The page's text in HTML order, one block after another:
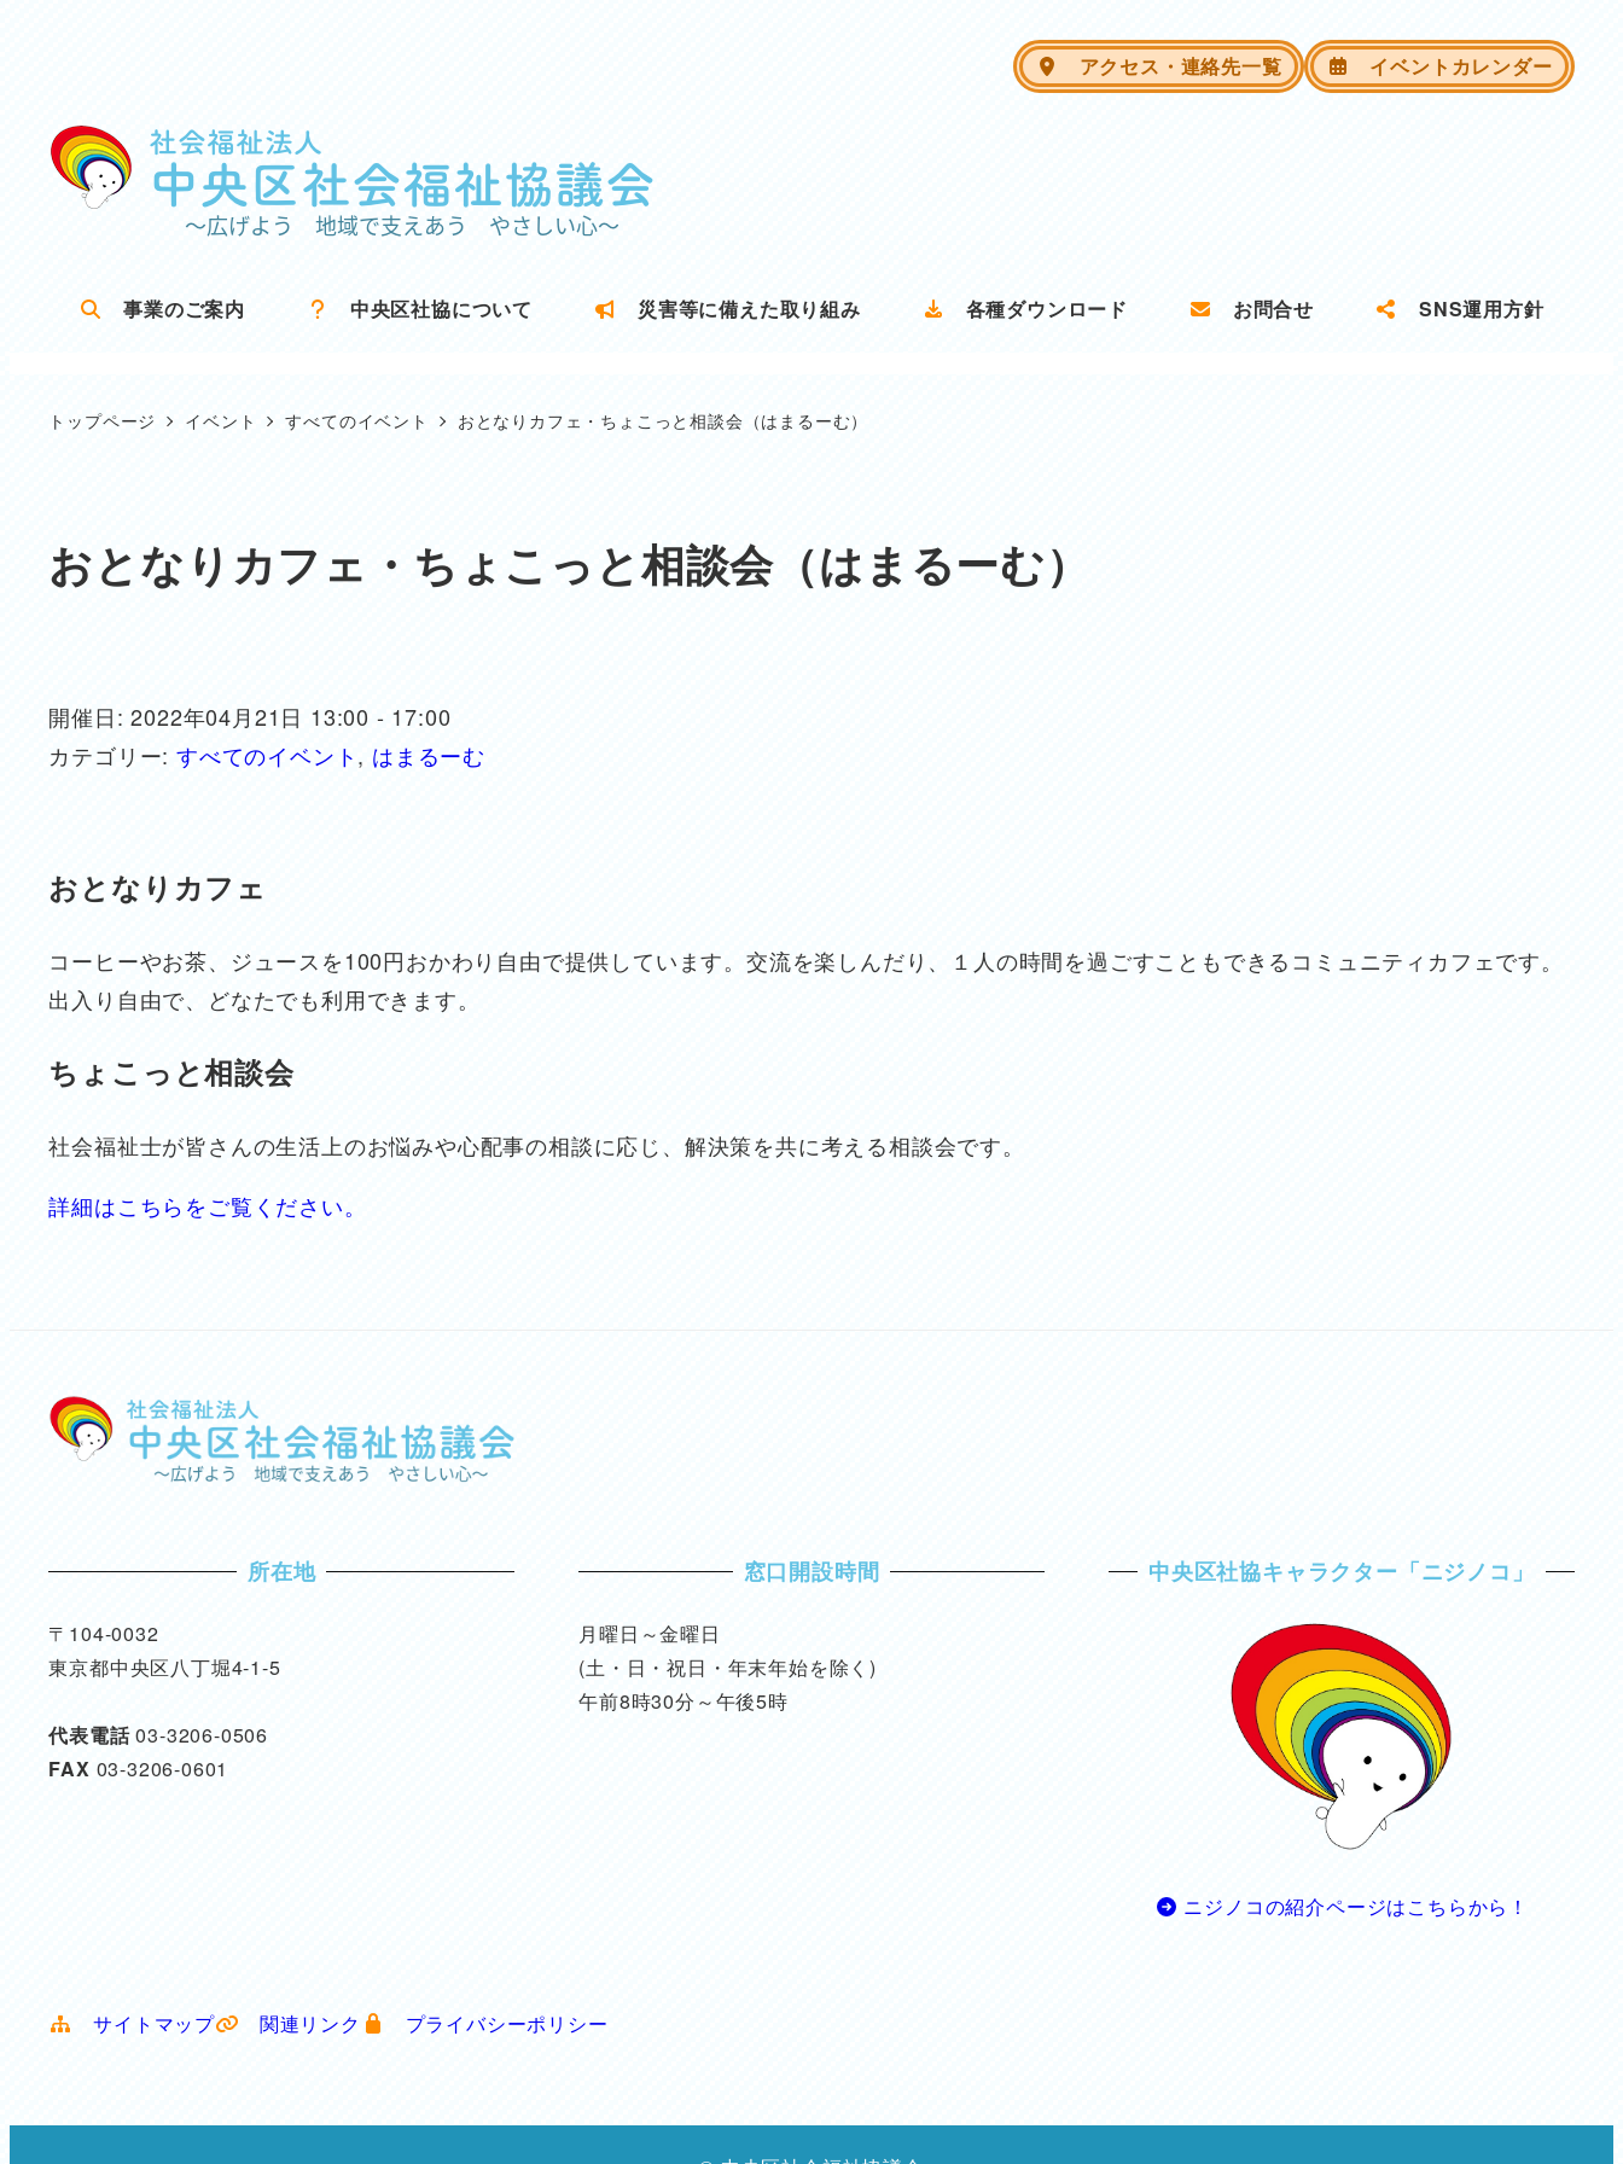
アクセス・連絡先一覧 イベントカレンダー
事業のご案内 中央区社協について 災害等に備えた取り組み 各種ダウンロード お問合せ SNS運用方針
トップページ イベント すべてのイベント おとなりカフェ・ちょこっと相談会（はまるーむ）
おとなりカフェ・ちょこっと相談会（はまるーむ）
開催日: 2022年04月21日 13:00 - 17:00
カテゴリー: すべてのイベント, はまるーむ
おとなりカフェ
コーヒーやお茶、ジュースを100円おかわり自由で提供しています。交流を楽しんだり、１人の時間を過ごすこともできるコミュニティカフェです。
出入り自由で、どなたでも利用できます。
ちょこっと相談会
社会福祉士が皆さんの生活上のお悩みや心配事の相談に応じ、解決策を共に考える相談会です。
詳細はこちらをご覧ください。
所在地
〒104-0032
東京都中央区八丁堀4-1-5
代表電話03-3206-0506
FAX 03-3206-0601
窓口開設時間
月曜日～金曜日
(土・日・祝日・年末年始を除く)
午前8時30分～午後5時
中央区社協キャラクター「ニジノコ」
ニジノコの紹介ページはこちらから！
サイトマップ 関連リンク プライバシーポリシー